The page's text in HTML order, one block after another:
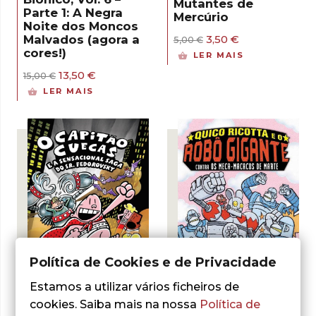
Parte 1: A Negra
Noite dos Moncos
Malvados (agora a
cores!)
15,00€ O
preço
15,00 €.
13,50 €
13,50 €.
LER MAIS
Mutantes de
Mercúrio
5,00€ O
preço
3,50 €O
preço
LER MAIS
- 30% - 30%
Política de Cookies e de Privacidade
Estamos a utilizar vários ficheiros de
cookies. Saiba mais na nossa Política de